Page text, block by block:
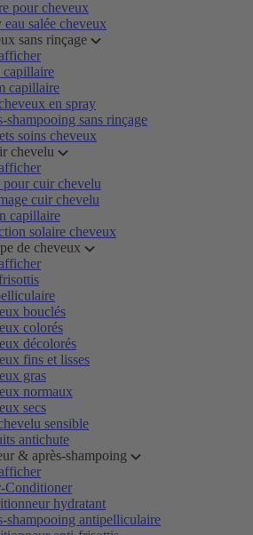
pour cheveux
eau salée cheveux
sans rinçage
capillaire
capillaire
en spray
shampooing sans rinçage
soins cheveux
chevelu
cuir chevelu
cuir chevelu
capillaire
solaire cheveux
de cheveux
bouclés
colorés
décolorés
fins et lisses
gras
normaux
secs
sensible
antichute
& après-shampoing
Conditioner
hydratant
shampooing antipelliculaire